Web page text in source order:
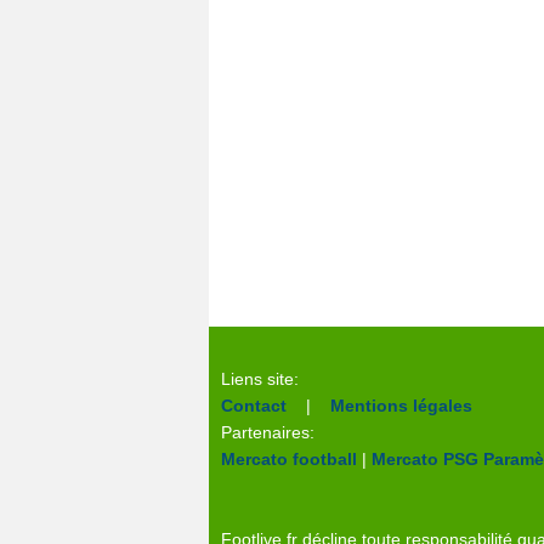
Liens site:
Contact | Mentions légales
Partenaires:
Mercato football | Mercato PSG
Footlive.fr décline toute responsabilité